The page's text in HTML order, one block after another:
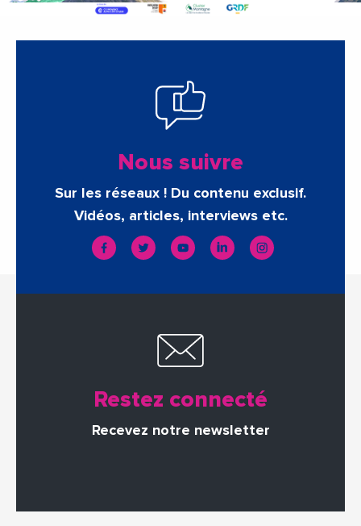
Nous suivre
Sur les réseaux ! Du contenu exclusif.
Vidéos, articles, interviews etc.
Restez connecté
Recevez notre newsletter